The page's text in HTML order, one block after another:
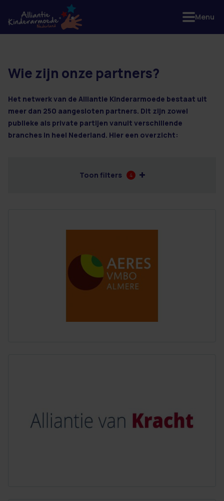
67 resultaten
Wie zijn onze partners?
Het netwerk van de Alliantie Kinderarmoede bestaat uit
meer dan 250 aangesloten partners. Dit zijn zowel
publieke als private partijen vanuit verschillende
branches in heel Nederland. Hier een overzicht:
Toon filters 4
Menu